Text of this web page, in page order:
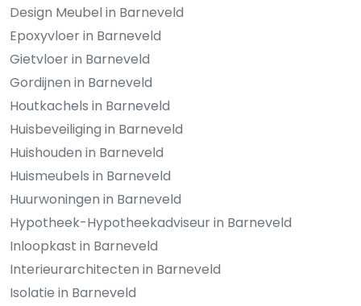
Design Meubel in Barneveld
Epoxyvloer in Barneveld
Gietvloer in Barneveld
Gordijnen in Barneveld
Houtkachels in Barneveld
Huisbeveiliging in Barneveld
Huishouden in Barneveld
Huismeubels in Barneveld
Huurwoningen in Barneveld
Hypotheek-Hypotheekadviseur in Barneveld
Inloopkast in Barneveld
Interieurarchitecten in Barneveld
Isolatie in Barneveld